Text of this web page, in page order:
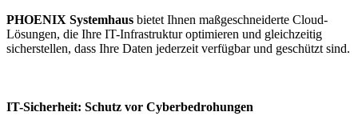
PHOENIX Systemhaus bietet Ihnen maßgeschneiderte Cloud-
Lösungen, die Ihre IT-Infrastruktur optimieren und gleichzeitig
sicherstellen, dass Ihre Daten jederzeit verfügbar und geschützt sind.
IT-Sicherheit: Schutz vor Cyberbedrohungen